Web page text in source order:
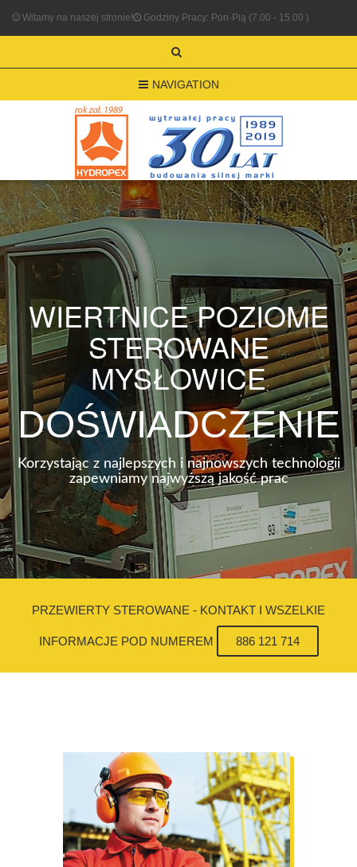
Witamy na naszej stronie! Godziny Pracy: Pon-Pią (7.00 - 15.00 )
NAVIGATION
WIERTNICE POZIOME
STEROWANE
MYSŁOWICE
DOŚWIADCZENIE
Korzystając z najlepszych i najnowszych technologii
zapewniamy najwyższą jakość prac
PRZEWIERTY STEROWANE - KONTAKT I WSZELKIE
INFORMACJE POD NUMEREM 886 121 714